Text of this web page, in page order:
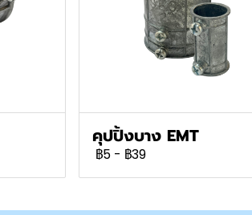
คุปปิ้งบาง EMT
฿5 - ฿39